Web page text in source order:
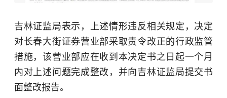
吉林证监局表示，上述情形违反相关规定，决定
对长春大街证券营业部采取责令改正的行政监管
措施，该营业部应在收到本决定书之日起一个月
内对上述问题完成整改，并向吉林证监局提交书
面整改报告。